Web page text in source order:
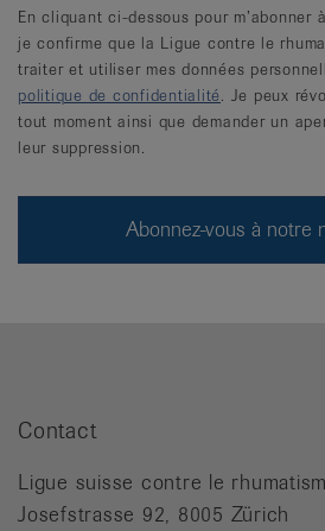
En cliquant ci-dessous pour m’abonner
je confirme que la Ligue contre le
traiter et utiliser mes données
politique de confidentialité
. Je peux
tout moment ainsi que demander un
leur suppression.
Contact
Ligue suisse contre le
Josefstrasse 92, 8005 Zürich